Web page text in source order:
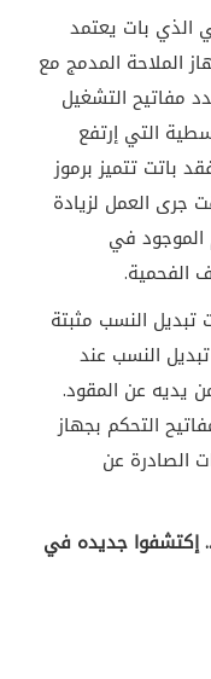
الذي بات يعتمد
الملاحة المدمج مع
التشغيل
الوسطية التي إرتفع
فقد باتت تتميز برموز
جرى العمل لزيادة
الموجود في
الفحمية.
تبديل النسب مثبتة
النسب عند
يديه عن المقود.
التحكم بجهاز
الصادرة عن
.. إكتشفوا جديده في